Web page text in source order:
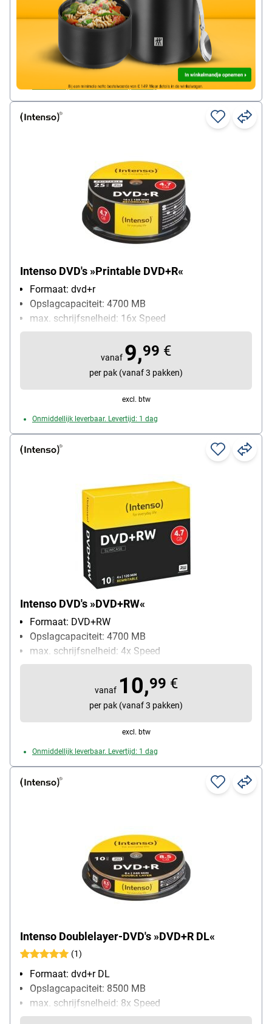
vanaf5,
per pak (vanaf 3 pakken)
excl. btw
Onmiddellijk leverbaar. Levertijd: 1 dag
Intenso DVD's »Printable DVD+R«
Formaat: dvd+r
Opslagcapaciteit: 4700 MB
max. schrijfsnelheid: 16x Speed
Bijzonderheden: met geschikte printer te bedrukken
Inhoud per pak: 25 stuk(s)
vanaf 9,99 €
per pak (vanaf 3 pakken)
excl. btw
Onmiddellijk leverbaar. Levertijd: 1 dag
Intenso DVD's »DVD+RW«
Formaat: DVD+RW
Opslagcapaciteit: 4700 MB
max. schrijfsnelheid: 4x Speed
Bijzonderheden: meervoudig beschrijfbaar
Inhoud per pak: 10 stuk(s)
vanaf 10,99 €
per pak (vanaf 3 pakken)
excl. btw
Onmiddellijk leverbaar. Levertijd: 1 dag
Intenso Doublelayer-DVD's »DVD+R DL«
(1)
Formaat: dvd+r DL
Opslagcapaciteit: 8500 MB
max. schrijfsnelheid: 8x Speed
Bijzonderheden: dubbele opslagcapaciteit